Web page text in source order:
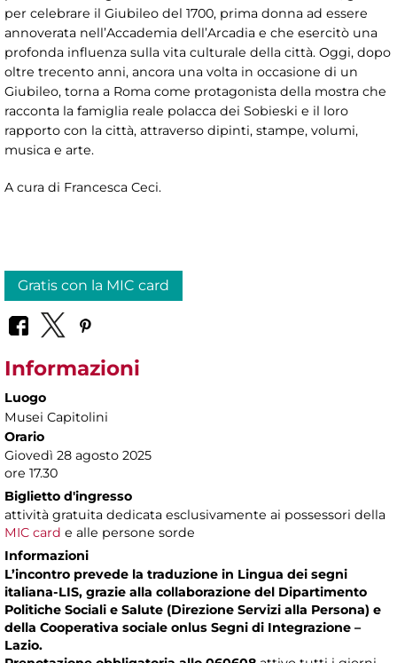
per celebrare il Giubileo del 1700, prima donna ad essere
annoverata nell’Accademia dell’Arcadia e che esercitò una
profonda influenza sulla vita culturale della città. Oggi, dopo
oltre trecento anni, ancora una volta in occasione di un
Giubileo, torna a Roma come protagonista della mostra che
racconta la famiglia reale polacca dei Sobieski e il loro
rapporto con la città, attraverso dipinti, stampe, volumi,
musica e arte.
A cura di Francesca Ceci.
Gratis con la MIC card
Informazioni
Luogo
Musei Capitolini
Orario
Giovedì 28 agosto 2025
ore 17.30
Biglietto d'ingresso
attività gratuita dedicata esclusivamente ai possessori della
MIC card e alle persone sorde
Informazioni
L’incontro prevede la traduzione in Lingua dei segni
italiana-LIS, grazie alla collaborazione del Dipartimento
Politiche Sociali e Salute (Direzione Servizi alla Persona) e
della Cooperativa sociale onlus Segni di Integrazione –
Lazio.